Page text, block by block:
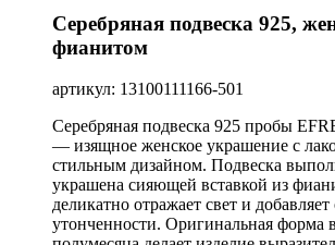
Серебряная подвеска 925,
фианитом
артикул: 13100111166-501
Серебряная подвеска 925 пробы
— изящное женское украшение с
стильным дизайном. Подвеска
украшена сияющей вставкой из
деликатно отражает свет и добавляет
утонченности. Оригинальная форма